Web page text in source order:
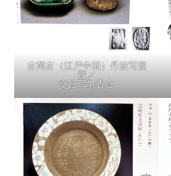
古萬古（江戸中期）丹波写蓋
置／
交趾写亀香合